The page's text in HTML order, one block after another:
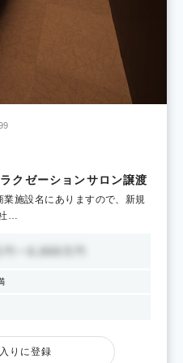
クゼーションサロン譲渡
施設名にありますので、新規
…
りに登録